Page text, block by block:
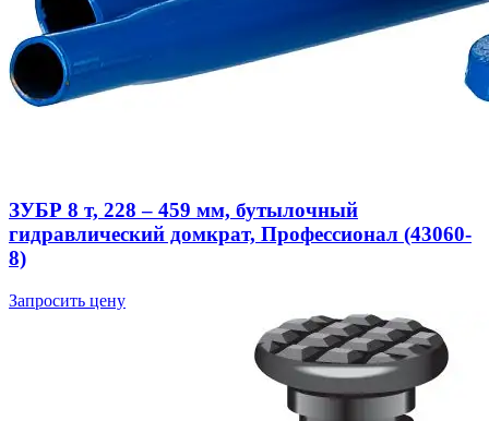
ЗУБР 8 т, 228 – 459 мм, бутылочный
гидравлический домкрат, Профессионал (43060-
8)
Запросить цену